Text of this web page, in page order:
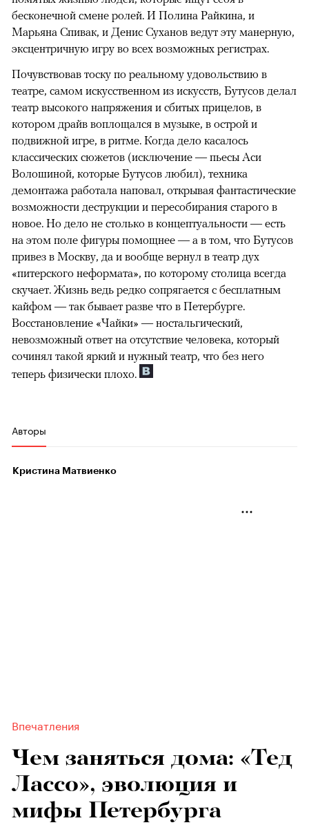
бесконечной смене ролей. И Полина Райкина, и
Марьяна Спивак, и Денис Суханов ведут эту манерную,
эксцентричную игру во всех возможных регистрах.
Почувствовав тоску по реальному удовольствию в
театре, самом искусственном из искусств, Бутусов делал
театр высокого напряжения и сбитых прицелов, в
котором драйв воплощался в музыке, в острой и
подвижной игре, в ритме. Когда дело касалось
классических сюжетов (исключение — пьесы Аси
Волошиной, которые Бутусов любил), техника
демонтажа работала наповал, открывая фантастические
возможности деструкции и пересобирания старого в
новое. Но дело не столько в концептуальности — есть
на этом поле фигуры помощнее — а в том, что Бутусов
привез в Москву, да и вообще вернул в театр дух
«питерского неформата», по которому столица всегда
скучает. Жизнь ведь редко сопрягается с бесплатным
кайфом — так бывает разве что в Петербурге.
Восстановление «Чайки» — ностальгический,
невозможный ответ на отсутствие человека, который
сочинял такой яркий и нужный театр, что без него
теперь физически плохо.
Авторы
Кристина Матвиенко
Впечатления
Чем заняться дома: «Тед
Лассо», эволюция и
мифы Петербурга